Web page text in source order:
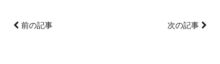
前の記事 次の記事